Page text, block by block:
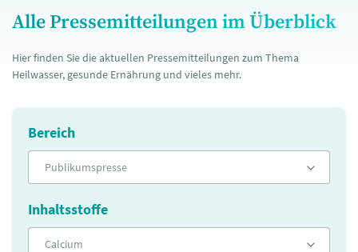
Alle Pressemitteilungen im Überblick
Hier finden Sie die aktuellen Pressemitteilungen zum Thema
Heilwasser, gesunde Ernährung und vieles mehr.
Bereich
Publikumspresse
Inhaltsstoffe
Calcium